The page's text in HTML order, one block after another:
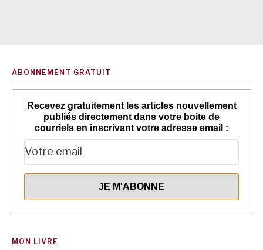
ABONNEMENT GRATUIT
Recevez gratuitement les articles nouvellement
publiés directement dans votre boite de
courriels en inscrivant votre adresse email :
MON LIVRE